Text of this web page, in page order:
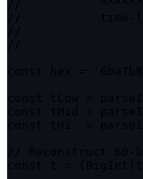
const tLow =
const tHi  =
// Reconstruct